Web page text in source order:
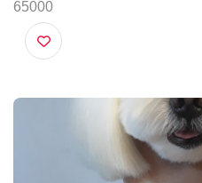
вулиця Космонавтів,
65000